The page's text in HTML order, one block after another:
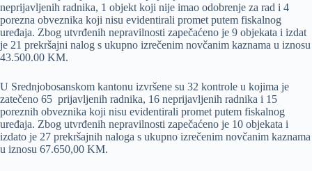
neprijavljenih radnika, 1 objekt koji nije imao odobrenje za rad i 4
porezna obveznika koji nisu evidentirali promet putem fiskalnog
uređaja. Zbog utvrđenih nepravilnosti zapečaćeno je 9 objekata i izdat
je 21 prekršajni nalog s ukupno izrečenim novčanim kaznama u iznosu
43.500.00 KM.
U Srednjobosanskom kantonu izvršene su 32 kontrole u kojima je
zatečeno 65 prijavljenih radnika, 16 neprijavljenih radnika i 15
poreznih obveznika koji nisu evidentirali promet putem fiskalnog
uređaja. Zbog utvrđenih nepravilnosti zapečaćeno je 10 objekata i
izdato je 27 prekršajnih naloga s ukupno izrečenim novčanim kaznama
u iznosu 67.650,00 KM.